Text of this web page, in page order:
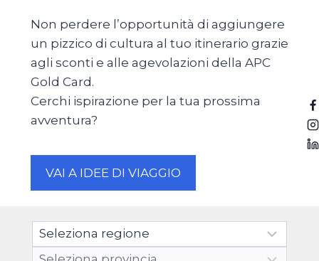
Non perdere l’opportunità di aggiungere
un pizzico di cultura al tuo itinerario grazie
agli sconti e alle agevolazioni della APC
Gold Card.
Cerchi ispirazione per la tua prossima
avventura?
VAI A IDEE DI VIAGGIO